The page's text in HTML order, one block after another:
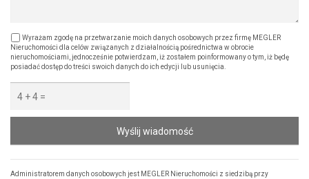
Wyrażam zgodę na przetwarzanie moich danych osobowych przez firmę MEGLER
Nieruchomości dla celów związanych z działalnością pośrednictwa w obrocie
nieruchomościami, jednocześnie potwierdzam, iż zostałem poinformowany o tym, iż będę
posiadać dostęp do treści swoich danych do ich edycji lub usunięcia.
Wyślij wiadomość
Administratorem danych osobowych jest MEGLER Nieruchomości z siedzibą przy